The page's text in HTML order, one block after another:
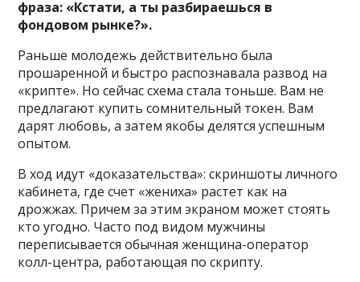
фраза: «Кстати, а ты разбираешься в
фондовом рынке?».
Раньше молодежь действительно была
прошаренной и быстро распознавала развод на
«крипте». Но сейчас схема стала тоньше. Вам не
предлагают купить сомнительный токен. Вам
дарят любовь, а затем якобы делятся успешным
опытом.
В ход идут «доказательства»: скриншоты личного
кабинета, где счет «жениха» растет как на
дрожжах. Причем за этим экраном может стоять
кто угодно. Часто под видом мужчины
переписывается обычная женщина-оператор
колл-центра, работающая по скрипту.